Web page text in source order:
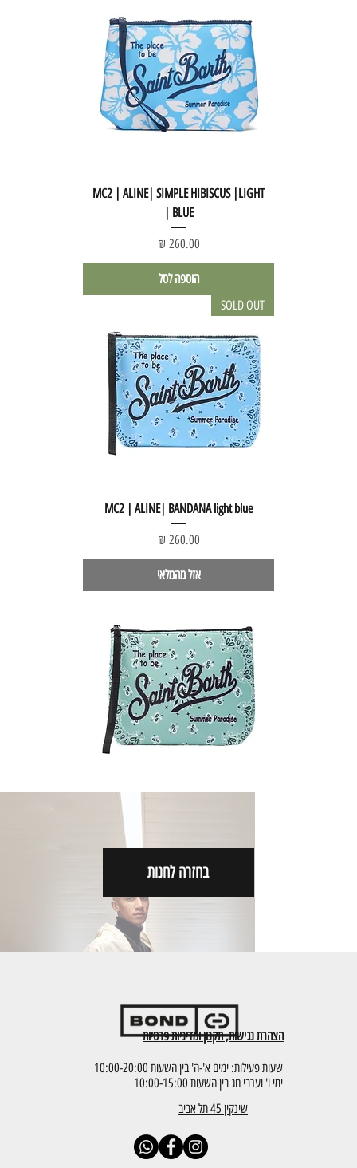
MC2 | ALINE| SIMPLE HIBISCUS |LIGHT
BLUE |
מחיר
הוספה לסל
SOLD OUT
MC2 | ALINE| BANDANA light blue
מחיר
אזל מהמלאי
MC2 | ALINE| BANDANA green
הוספה לסל
SOLD OUT
MC2 | ALINE| BANDANA brown
‏260.00 ‏₪
בחזרה לחנות
הצהרת נגישות, תקנון ומדיניות פרטיות
שעות פעילות: ימים א'-ה' בין השעות 10:00-20:00
ימי ו' וערבי חג בין השעות 10:00-15:00
שינקין 45 תל אביב